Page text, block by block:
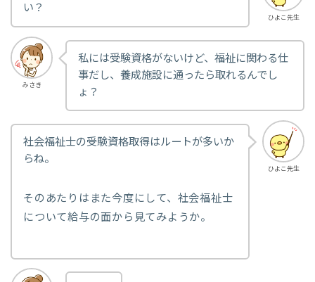
ひよこ先生
い？
みさき
私には受験資格がないけど、福祉に関わる仕
事だし、養成施設に通ったら取れるんでし
ょ？
ひよこ先生
社会福祉士の受験資格取得はルートが多いか
らね。
そのあたりはまた今度にして、社会福祉士
について給与の面から見てみようか。